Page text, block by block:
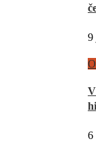
9
6